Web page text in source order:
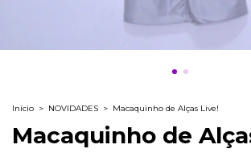
Início > NOVIDADES > Macaquinho de Alças Live!
Macaquinho de